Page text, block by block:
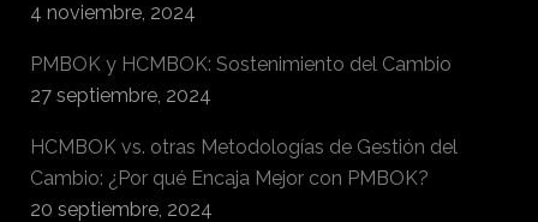
4 noviembre, 2024
PMBOK y HCMBOK: Sostenimiento del Cambio
27 septiembre, 2024
HCMBOK vs. otras Metodologías de Gestión del
Cambio: ¿Por qué Encaja Mejor con PMBOK?
20 septiembre, 2024